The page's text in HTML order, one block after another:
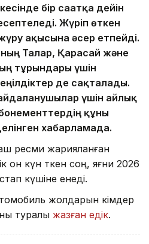
бір сағатқа дейін
Жүріп өткен
ақысына әсер етпейді.
Талғар, Қарасай және
тұрғындары үшін
де сақталады.
үшін айлық
құны
хабарламада.
ресми жарияланған
он күн өткен соң, яғни 2026
күшіне енеді.
жолдарын кімдер
туралы жазған едік.